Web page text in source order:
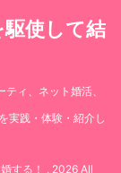
使して結
ィ、ネット婚活、
実践・体験・紹介し
する！ , 2026 All